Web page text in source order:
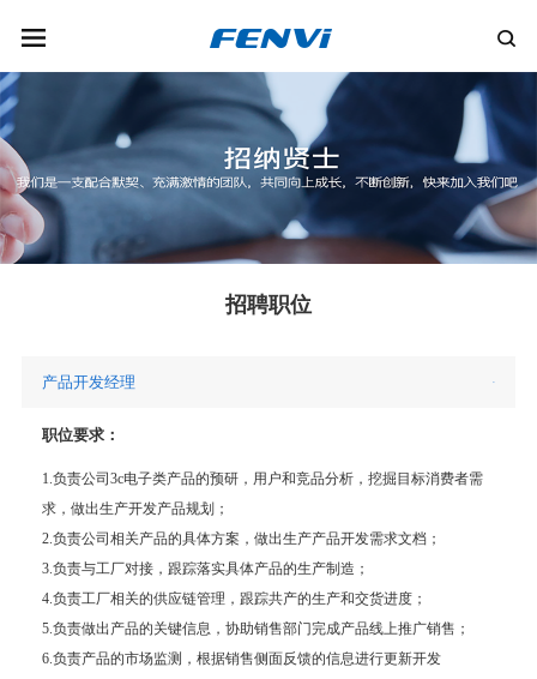
招聘职位
产品开发经理 -
职位要求：
1.负责公司3c电子类产品的预研，用户和竞品分析，挖掘目标消费者需
求，做出生产开发产品规划；
2.负责公司相关产品的具体方案，做出生产产品开发需求文档；
3.负责与工厂对接，跟踪落实具体产品的生产制造；
4.负责工厂相关的供应链管理，跟踪共产的生产和交货进度；
5.负责做出产品的关键信息，协助销售部门完成产品线上推广销售；
6.负责产品的市场监测，根据销售侧面反馈的信息进行更新开发